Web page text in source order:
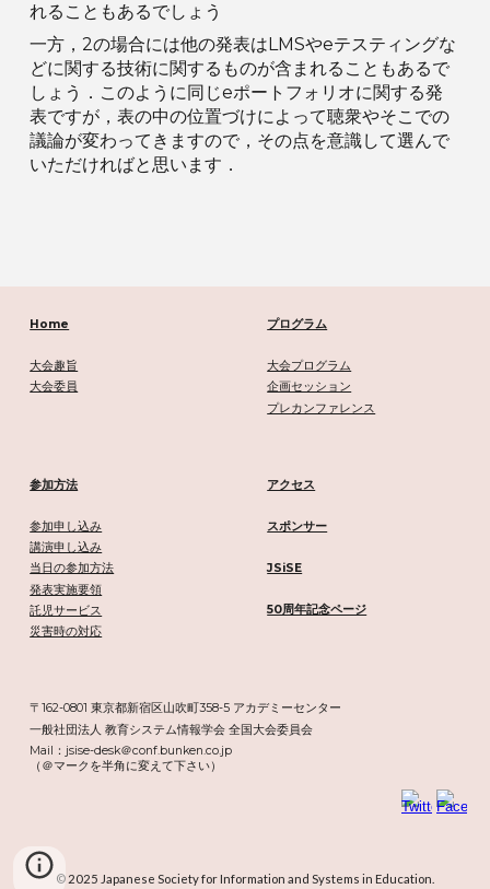
れることもあるでしょう
一方，2の場合には他の発表はLMSやeテスティングな
どに関する技術に関するものが含まれることもあるで
しょう．このように同じeポートフォリオに関する発
表ですが，表の中の位置づけによって聴衆やそこでの
議論が変わってきますので，その点を意識して選んで
いただければと思います．
Home
大会趣旨
大会委員
プログラム
大会プログラム
企画セッション
プレカンファレンス
参加方法
参加申し込み
講演申し込み
当日の参加方法
発表実施要領
託児サービス
災害時の対応
アクセス
スポンサー
JSiSE
50周年記念ページ
〒162-0801 東京都新宿区山吹町358-5 アカデミーセンター
一般社団法人 教育システム情報学会 全国大会委員会
Mail：jsise-desk＠conf.bunken.co.jp
（＠マークを半角に変えて下さい）
© 2025 Japanese Society for Information and Systems in Education.